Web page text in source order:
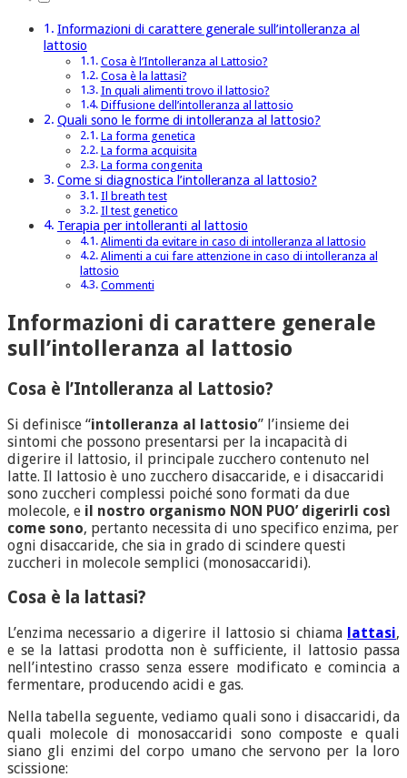
Informazioni di carattere generale sull’intolleranza al
lattosio
Cosa è l’Intolleranza al Lattosio?
Cosa è la lattasi?
In quali alimenti trovo il lattosio?
Diffusione dell’intolleranza al lattosio
Quali sono le forme di intolleranza al lattosio?
La forma genetica
La forma acquisita
La forma congenita
Come si diagnostica l’intolleranza al lattosio?
Il breath test
Il test genetico
Terapia per intolleranti al lattosio
Alimenti da evitare in caso di intolleranza al lattosio
Alimenti a cui fare attenzione in caso di intolleranza al
lattosio
Commenti
Informazioni di carattere generale
sull’intolleranza al lattosio
Cosa è l’Intolleranza al Lattosio?
Si definisce “intolleranza al lattosio” l’insieme dei
sintomi che possono presentarsi per la incapacità di
digerire il lattosio, il principale zucchero contenuto nel
latte. Il lattosio è uno zucchero disaccaride, e i disaccaridi
sono zuccheri complessi poiché sono formati da due
molecole, e il nostro organismo NON PUO’ digerirli così
come sono, pertanto necessita di uno specifico enzima, per
ogni disaccaride, che sia in grado di scindere questi
zuccheri in molecole semplici (monosaccaridi).
Cosa è la lattasi?
L’enzima necessario a digerire il lattosio si chiama lattasi,
e se la lattasi prodotta non è sufficiente, il lattosio passa
nell’intestino crasso senza essere modificato e comincia a
fermentare, producendo acidi e gas.
Nella tabella seguente, vediamo quali sono i disaccaridi, da
quali molecole di monosaccaridi sono composte e quali
siano gli enzimi del corpo umano che servono per la loro
scissione: